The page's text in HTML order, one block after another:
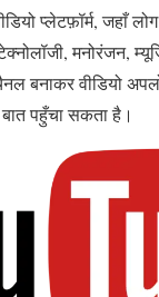
प्लेटफ़ॉर्म, जहाँ
मनोरंजन,
बनाकर वीडियो
पहुँचा सकता है।